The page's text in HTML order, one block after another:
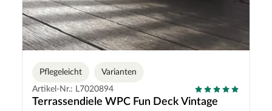
Pflegeleicht
Varianten
Artikel-Nr.: L7020894
Terrassendiele WPC Fun Deck Vintage